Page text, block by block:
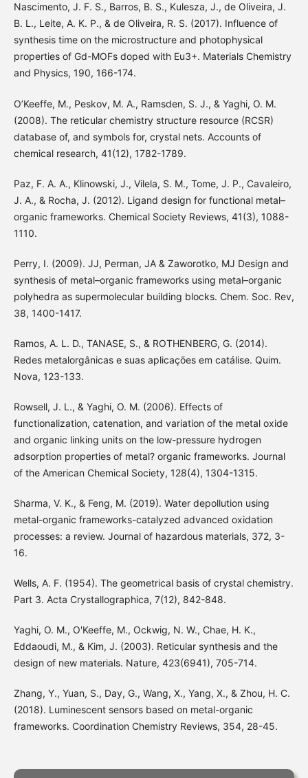
Nascimento, J. F. S., Barros, B. S., Kulesza, J., de Oliveira, J.
B. L., Leite, A. K. P., & de Oliveira, R. S. (2017). Influence of
synthesis time on the microstructure and photophysical
properties of Gd-MOFs doped with Eu3+. Materials Chemistry
and Physics, 190, 166-174.
O’Keeffe, M., Peskov, M. A., Ramsden, S. J., & Yaghi, O. M.
(2008). The reticular chemistry structure resource (RCSR)
database of, and symbols for, crystal nets. Accounts of
chemical research, 41(12), 1782-1789.
Paz, F. A. A., Klinowski, J., Vilela, S. M., Tome, J. P., Cavaleiro,
J. A., & Rocha, J. (2012). Ligand design for functional metal–
organic frameworks. Chemical Society Reviews, 41(3), 1088-
1110.
Perry, I. (2009). JJ, Perman, JA & Zaworotko, MJ Design and
synthesis of metal–organic frameworks using metal–organic
polyhedra as supermolecular building blocks. Chem. Soc. Rev,
38, 1400-1417.
Ramos, A. L. D., TANASE, S., & ROTHENBERG, G. (2014).
Redes metalorgânicas e suas aplicações em catálise. Quim.
Nova, 123-133.
Rowsell, J. L., & Yaghi, O. M. (2006). Effects of
functionalization, catenation, and variation of the metal oxide
and organic linking units on the low-pressure hydrogen
adsorption properties of metal? organic frameworks. Journal
of the American Chemical Society, 128(4), 1304-1315.
Sharma, V. K., & Feng, M. (2019). Water depollution using
metal-organic frameworks-catalyzed advanced oxidation
processes: a review. Journal of hazardous materials, 372, 3-
16.
Wells, A. F. (1954). The geometrical basis of crystal chemistry.
Part 3. Acta Crystallographica, 7(12), 842-848.
Yaghi, O. M., O'Keeffe, M., Ockwig, N. W., Chae, H. K.,
Eddaoudi, M., & Kim, J. (2003). Reticular synthesis and the
design of new materials. Nature, 423(6941), 705-714.
Zhang, Y., Yuan, S., Day, G., Wang, X., Yang, X., & Zhou, H. C.
(2018). Luminescent sensors based on metal-organic
frameworks. Coordination Chemistry Reviews, 354, 28-45.